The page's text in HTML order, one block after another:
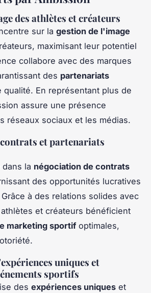
des athlètes et créateurs
sur la gestion de l'image
maximisant leur potentiel
collabore avec des marques
des partenariats
qualité. En représentant plus de
assure une présence
réseaux sociaux et les médias.
et partenariats
la négociation de contrats
des opportunités lucratives
à des relations solides avec
et créateurs bénéficient
marketing sportifoptimales,
uniques et
sportifs
des expériences uniques et